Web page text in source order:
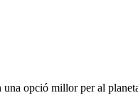
una opció millor per al